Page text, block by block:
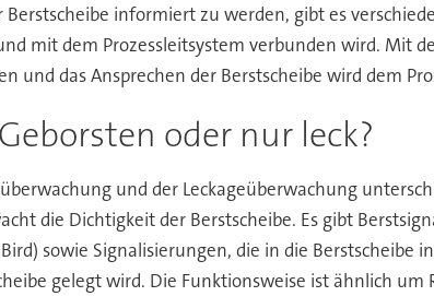
informiert zu werden, gibt es
mit dem Prozessleitsystem verbunden wird. Mit
und das Ansprechen der Berstscheibe wird dem
Geborsten oder nur leck?
und der Leckageüberwachung
die Dichtigkeit der Berstscheibe. Es gibt
sowie Signalisierungen, die in die
gelegt wird. Die Funktionsweise ist ähnlich um